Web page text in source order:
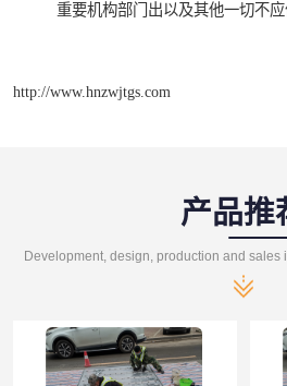
重要机构部门出以及其他一切不应
http://www.hnzwjtgs.com
产品推